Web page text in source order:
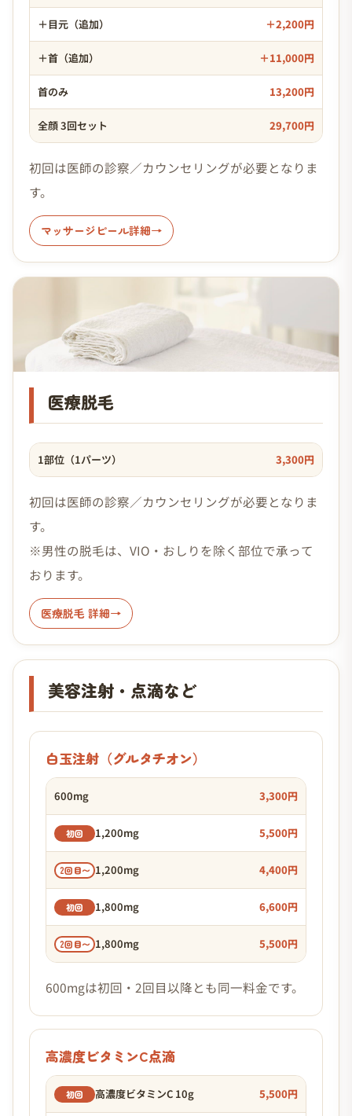
＋目元（追加） ＋2,200円
＋首（追加） ＋11,000円
首のみ 13,200円
全顔 3回セット 29,700円
初回は医師の診察／カウンセリングが必要となりま
す。
マッサージピール詳細
医療脱毛
1部位（1パーツ） 3,300円
初回は医師の診察／カウンセリングが必要となりま
す。
※男性の脱毛は、VIO・おしりを除く部位で承って
おります。
医療脱毛 詳細
美容注射・点滴など
白玉注射（グルタチオン）
600mg 3,300円
初回 1,200mg 5,500円
2回目〜 1,200mg 4,400円
初回 1,800mg 6,600円
2回目〜 1,800mg 5,500円
600mgは初回・2回目以降とも同一料金です。
高濃度ビタミンC点滴
初回 高濃度ビタミンC 10g 5,500円